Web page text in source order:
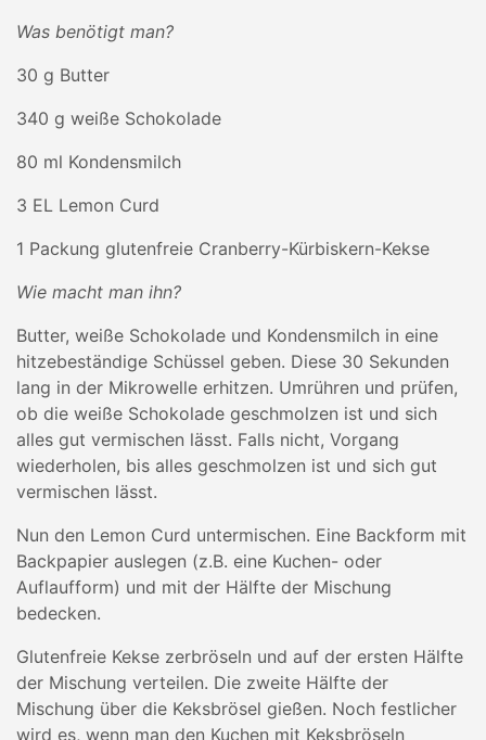
Was benötigt man?
30 g Butter
340 g weiße Schokolade
80 ml Kondensmilch
3 EL Lemon Curd
1 Packung glutenfreie Cranberry-Kürbiskern-Kekse
Wie macht man ihn?
Butter, weiße Schokolade und Kondensmilch in eine
hitzebeständige Schüssel geben. Diese 30 Sekunden
lang in der Mikrowelle erhitzen. Umrühren und prüfen,
ob die weiße Schokolade geschmolzen ist und sich
alles gut vermischen lässt. Falls nicht, Vorgang
wiederholen, bis alles geschmolzen ist und sich gut
vermischen lässt.
Nun den Lemon Curd untermischen. Eine Backform mit
Backpapier auslegen (z.B. eine Kuchen- oder
Auflaufform) und mit der Hälfte der Mischung
bedecken.
Glutenfreie Kekse zerbröseln und auf der ersten Hälfte
der Mischung verteilen. Die zweite Hälfte der
Mischung über die Keksbrösel gießen. Noch festlicher
wird es, wenn man den Kuchen mit Keksbröseln